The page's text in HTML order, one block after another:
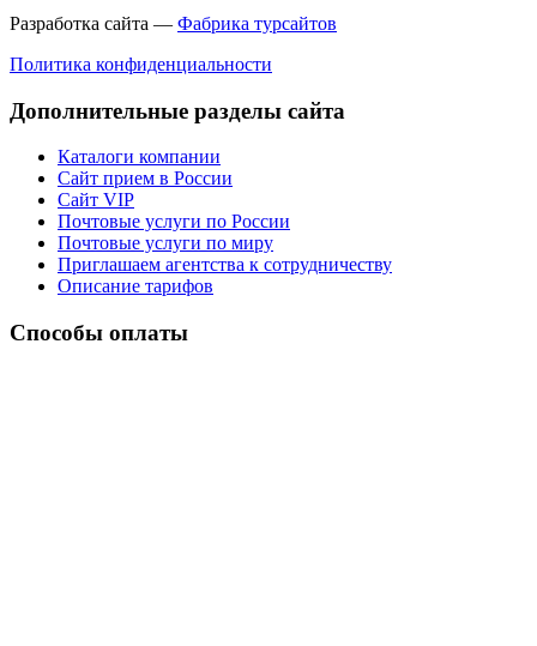
Разработка сайта — Фабрика турсайтов
Политика конфиденциальности
Дополнительные разделы сайта
Каталоги компании
Сайт прием в России
Сайт VIP
Почтовые услуги по России
Почтовые услуги по миру
Приглашаем агентства к сотрудничеству
Описание тарифов
Способы оплаты